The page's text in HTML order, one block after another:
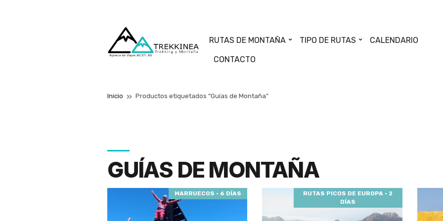
RUTAS DE MONTAÑA TIPO DE RUTAS CALENDARIO
CONTACTO
Inicio Productos etiquetados “Guías de Montaña”
GUÍAS DE MONTAÑA
MARRUECOS · 6 DÍAS
RUTAS PICOS DE EUROPA · 2
DÍAS